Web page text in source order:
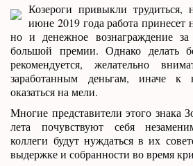
Козероги привыкли
июне 2019 года работа принесет
но и денежное вознаграждение
большой премии. Однако делать
рекомендуется, желательно
заработанным деньгам, иначе
оказаться на мели.
Многие представители этого знака
лета почувствуют себя
коллеги будут нуждаться в их
выдержке и собранности во время